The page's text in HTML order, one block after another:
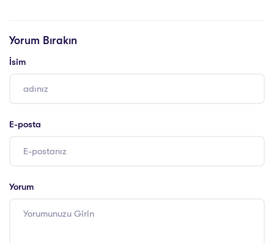
Yorum Bırakın
İsim
E-posta
Yorum